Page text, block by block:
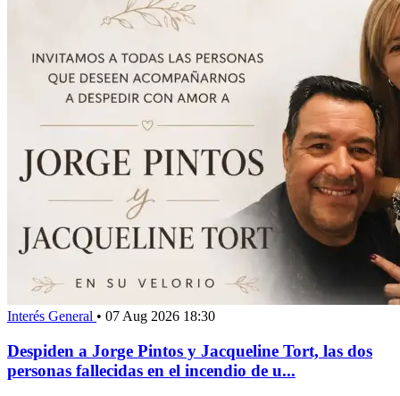
Interés General • 07 Aug 2026 18:30
Despiden a Jorge Pintos y Jacqueline Tort, las dos
personas fallecidas en el incendio de u...